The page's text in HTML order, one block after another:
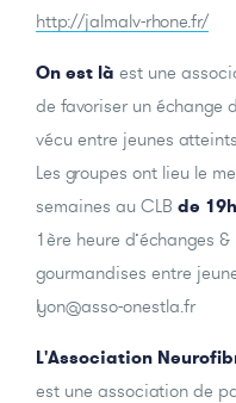
http://jalmalv-rhone.fr/
On est là est une
de favoriser un échange
vécu entre jeunes
Les groupes ont lieu le
semaines au CLB de
1ère heure d’échanges
gourmandises entre
lyon@asso-onestla.fr
L'Association
est une association de